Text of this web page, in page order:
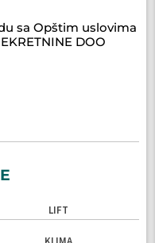
sa Opštim uslovima
DOO
LIFT